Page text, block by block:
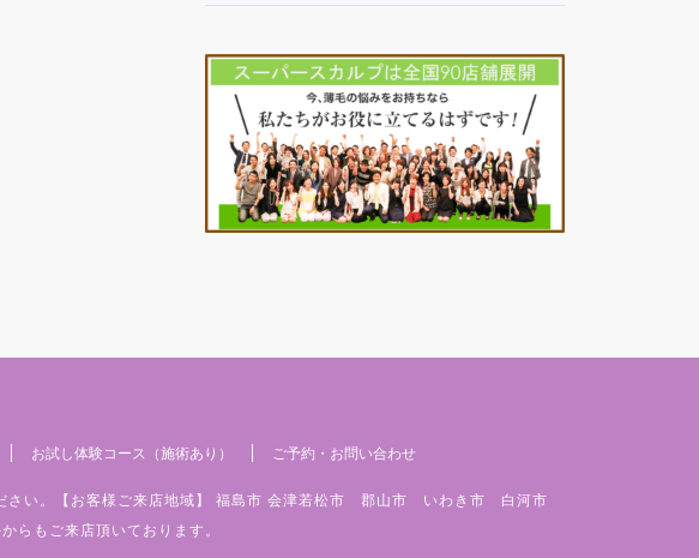
お試し体験コース（施術あり） ご予約・お問い合わせ
さい。【お客様ご来店地域】 福島市 会津若松市 郡山市 いわき市 白河市
もご来店頂いております。